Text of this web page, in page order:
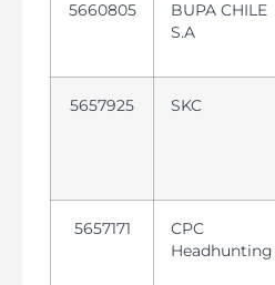
5660805
BUPA CHILE
S.A
5657925 SKC
5657171
CPC
Headhunting